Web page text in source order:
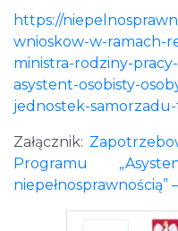
https://
wnioskow-w-ramach-
ministra-rodziny-
asystent-osobisty-
jednostek-
Załącznik:
Programu
niepełnosprawnością”